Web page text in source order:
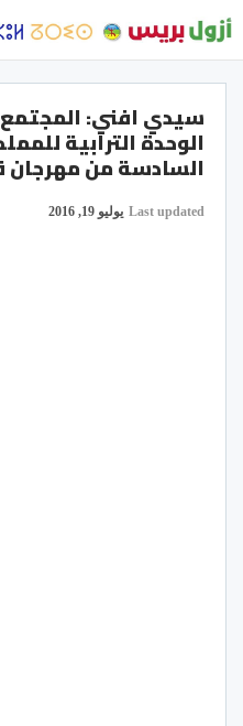
سيدي افني:
الوحدة الترابية
السادسة من مهرجان
Last updated يوليو 19, 2016